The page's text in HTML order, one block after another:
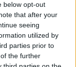
below opt-out
that after your
seeing
utilized by
parties prior to
the further